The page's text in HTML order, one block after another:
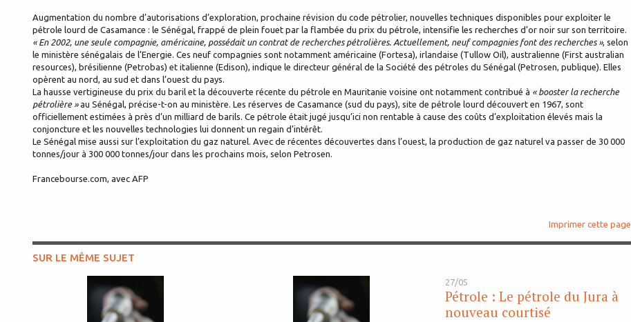
Augmentation du nombre d’autorisations d’exploration, prochaine révision du code pétrolier, nouvelles techniques disponibles pour exploiter le
pétrole lourd de Casamance : le Sénégal, frappé de plein fouet par la flambée du prix du pétrole, intensifie les recherches d’or noir sur son territoire.
« En 2002, une seule compagnie, américaine, possédait un contrat de recherches pétrolières. Actuellement, neuf compagnies font des recherches », selon
le ministère sénégalais de l’Energie. Ces neuf compagnies sont notamment américaine (Fortesa), irlandaise (Tullow Oil), australienne (First australian
resources), brésilienne (Petrobas) et italienne (Edison), indique le directeur général de la Société des pétroles du Sénégal (Petrosen, publique). Elles
opèrent au nord, au sud et dans l’ouest du pays.
La hausse vertigineuse du prix du baril et la découverte récente du pétrole en Mauritanie voisine ont notamment contribué à « booster la recherche
pétrolière »au Sénégal, précise-t-on au ministère. Les réserves de Casamance (sud du pays), site de pétrole lourd découvert en 1967, sont
officiellement estimées à près d’un milliard de barils. Ce pétrole était jugé jusqu’ici non rentable à cause des coûts d’exploitation élevés mais la
conjoncture et les nouvelles technologies lui donnent un regain d’intérêt.
Le Sénégal mise aussi sur l’exploitation du gaz naturel. Avec de récentes découvertes dans l’ouest, la production de gaz naturel va passer de 30 000
tonnes/jour à 300 000 tonnes/jour dans les prochains mois, selon Petrosen.
Francebourse.com, avec AFP
Imprimer cette page
SUR LE MÊME SUJET
27/05
Pétrole : Le pétrole du Jura à
nouveau courtisé